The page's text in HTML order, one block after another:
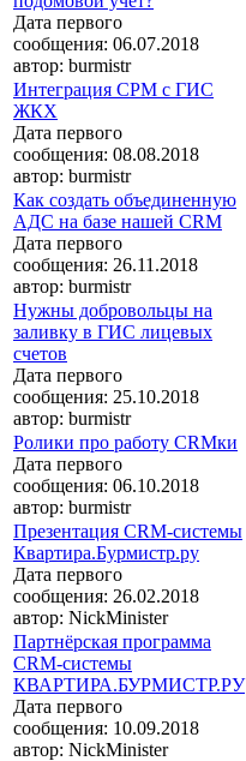
Дата первого
сообщения: 06.07.2018
автор: burmistr
Интеграция СРМ с ГИС
ЖКХ
Дата первого
сообщения: 08.08.2018
автор: burmistr
Как создать объединенную
АДС на базе нашей CRM
Дата первого
сообщения: 26.11.2018
автор: burmistr
Нужны добровольцы на
заливку в ГИС лицевых
счетов
Дата первого
сообщения: 25.10.2018
автор: burmistr
Ролики про работу СRМки
Дата первого
сообщения: 06.10.2018
автор: burmistr
Презентация CRM-системы
Квартира.Бурмистр.ру
Дата первого
сообщения: 26.02.2018
автор: NickMinister
Партнёрская программа
CRM-системы
КВАРТИРА.БУРМИСТР.РУ
Дата первого
сообщения: 10.09.2018
автор: NickMinister